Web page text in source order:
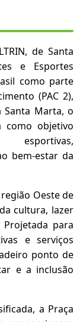
de Santa
e Esportes
como parte
(PAC 2),
Santa Marta, o
como objetivo
esportivas,
bem-estar da
Oeste de
cultura, lazer
para
e serviços
ponto de
e a inclusão
a Praça